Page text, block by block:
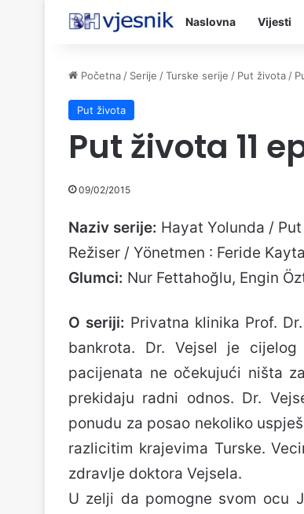
Naslovna Vijesti
Početna / Serije /Turske serije / Put života /
Put života
Put života 11
09/02/2015
Naziv serije: Hayat Yolunda /
Režiser / Yönetmen : Feride
Glumci: Nur Fettahoğlu, Engin
O seriji: Privatna klinika Prof.
bankrota. Dr. Vejsel je
pacijenata ne očekujući ništa
prekidaju radni odnos. Dr.
ponudu za posao nekoliko
razlicitim krajevima Turske.
zdravlje doktora Vejsela.
U zelji da pomogne svom ocu